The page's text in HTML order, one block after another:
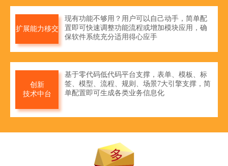
扩展能力移交
现有功能不够用？用户可以自己动手，简单配
置即可快速调整功能流程或增加模块应用，确
保软件系统充分适用得心应手
创新
技术中台
基于零代码低代码平台支撑，表单、模板、标
签、模型、流程、规则、场景7大引擎支撑，简
单配置即可生成各类业务信息化